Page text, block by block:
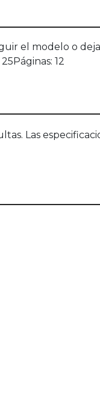
el modelo o
12
Las